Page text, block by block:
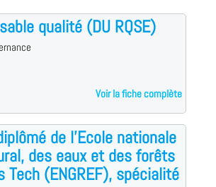
qualité (DU RQSE)
Voir la fiche complète
de l'Ecole nationale
des eaux et des forêts
Tech (ENGREF), spécialité